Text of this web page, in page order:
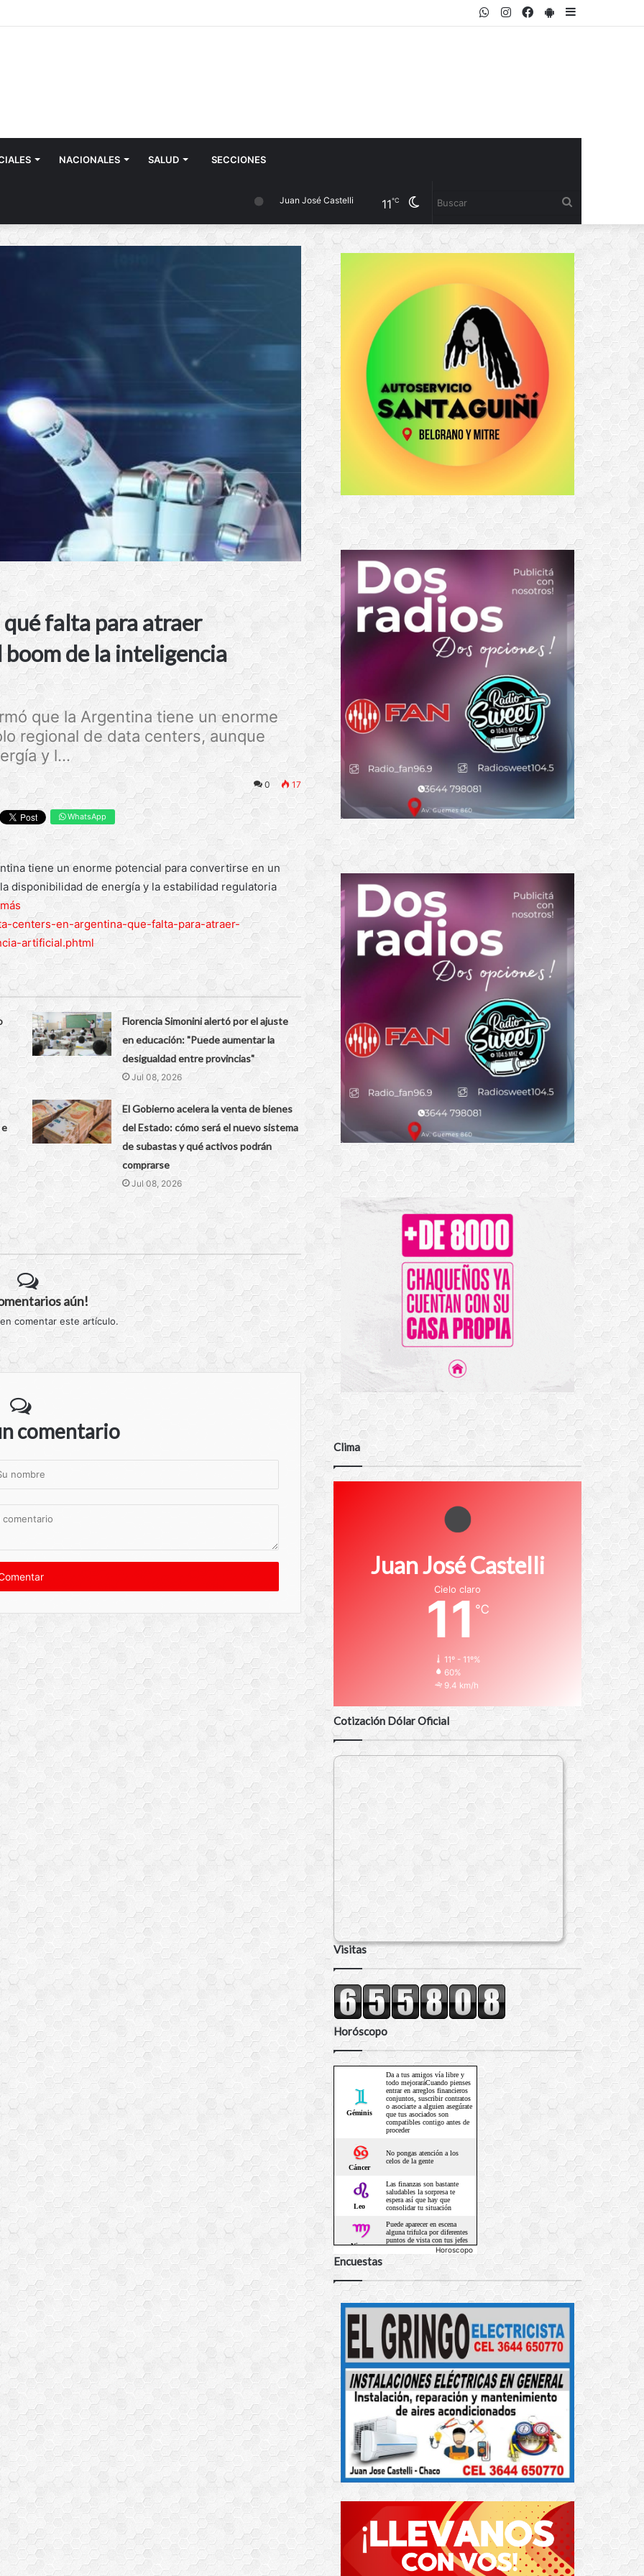
PlayStore
Facebook
Instagram
WhatsApp
NACIONALES SALUD SECCIONES
Cambiar
modo
Juan José Castelli 11℃
falta para atraer
de la inteligencia
que la Argentina tiene un enorme
regional de data centers, aunque
y l...
0 17
WhatsApp
tiene un enorme potencial para convertirse en un
disponibilidad de energía y la estabilidad regulatoria
centers-en-argentina-que-falta-para-atraer-
artificial.phtml
Florencia Simonini alertó por el ajuste
en educación: "Puede aumentar la
desigualdad entre provincias"
Jul 08, 2026
El Gobierno acelera la venta de bienes
del Estado: cómo será el nuevo sistema
de subastas y qué activos podrán
comprarse
Jul 08, 2026
aún!
comentar este artículo.
comentario
Clima
Juan José Castelli
Cielo claro
11 ℃
11º - 11º%
60%
9.4 km/h
Cotización Dólar Oficial
Visitas
Horóscopo
Horoscopo
Encuestas